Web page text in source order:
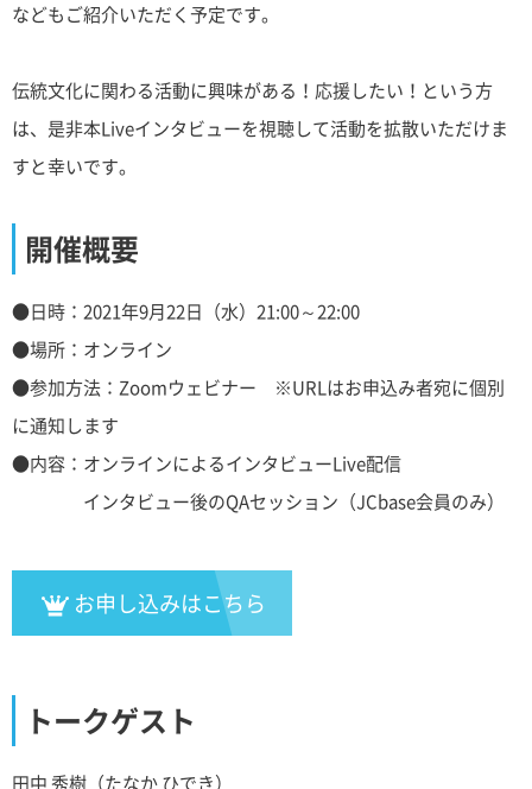
などもご紹介いただく予定です。
伝統文化に関わる活動に興味がある！応援したい！という方
は、是非本Liveインタビューを視聴して活動を拡散いただけま
すと幸いです。
開催概要
●日時：2021年9月22日（水）21:00～22:00
●場所：オンライン
●参加方法：Zoomウェビナー ※URLはお申込み者宛に個別
に通知します
●内容：オンラインによるインタビューLive配信
インタビュー後のQAセッション（JCbase会員のみ）
お申し込みはこちら
トークゲスト
田中 秀樹（たなか ひでき）